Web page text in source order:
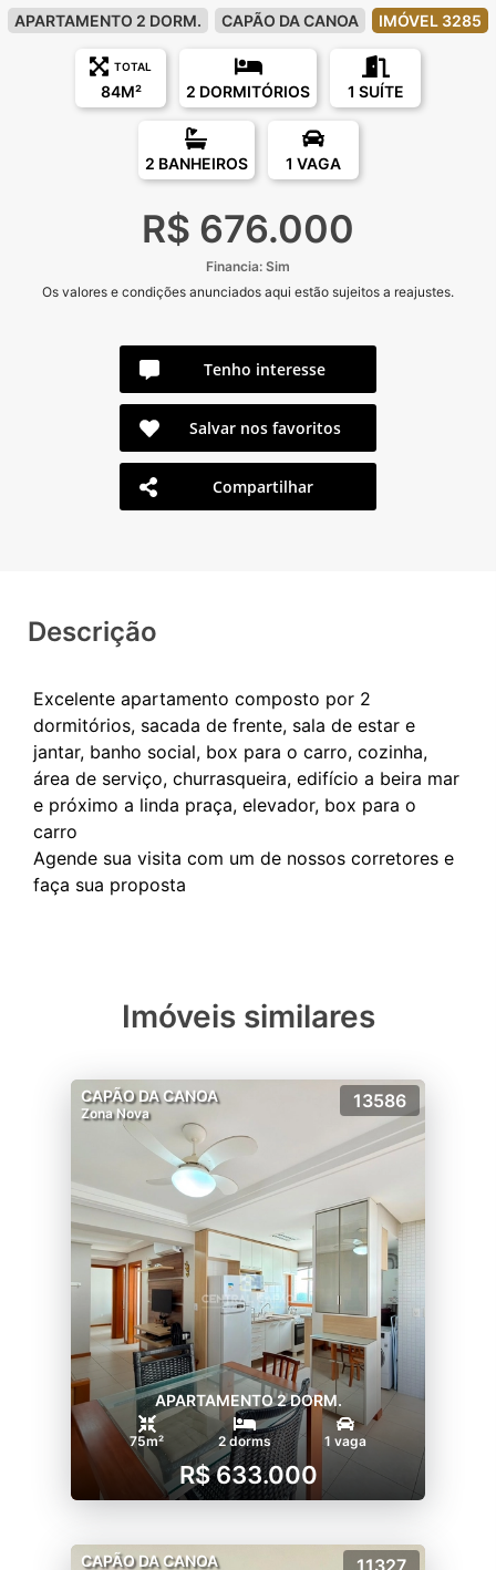
APARTAMENTO 2 DORM. CAPÃO DA CANOA IMÓVEL 3285
TOTAL
84M² 2 DORMITÓRIOS 1 SUÍTE
2 BANHEIROS 1 VAGA
R$ 676.000
Financia: Sim
Os valores e condições anunciados aqui estão sujeitos a reajustes.
Tenho interesse
Salvar nos favoritos
Compartilhar
Descrição
Excelente apartamento composto por 2
dormitórios, sacada de frente, sala de estar e
jantar, banho social, box para o carro, cozinha,
área de serviço, churrasqueira, edifício a beira mar
e próximo a linda praça, elevador, box para o
carro
Agende sua visita com um de nossos corretores e
Imóveis similares
CAPÃO DA CANOA
Zona Nova
13586
APARTAMENTO 2 DORM.
75m² 2 dorms 1 vaga
R$ 633.000
CAPÃO DA CANOA